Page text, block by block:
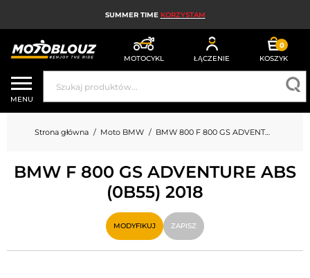
SUMMER TIME KORZYSTAM
MOTOCYKL ŁĄCZENIE
0
KOSZYK
KASK MOTOCYKLOWY
ODZIEŻ MOTOCYKLOWA DLA MĘŻCZYZN
UBRANIA MOTOCYKLOWE DAMSKIE
MX; ENDURO I TRIAL
HIGH-TECH MOTOCYKLOWY
PODUSZKA POWIETRZNA MOTOCYKLOWA
MENU
Strona główna Moto BMW BMW 800 F 800 GS ADVENTURE ABS (0B55)
BMW F 800 GS ADVENTURE ABS
(0B55) 2018
MODYFIKUJ ZAPISZ